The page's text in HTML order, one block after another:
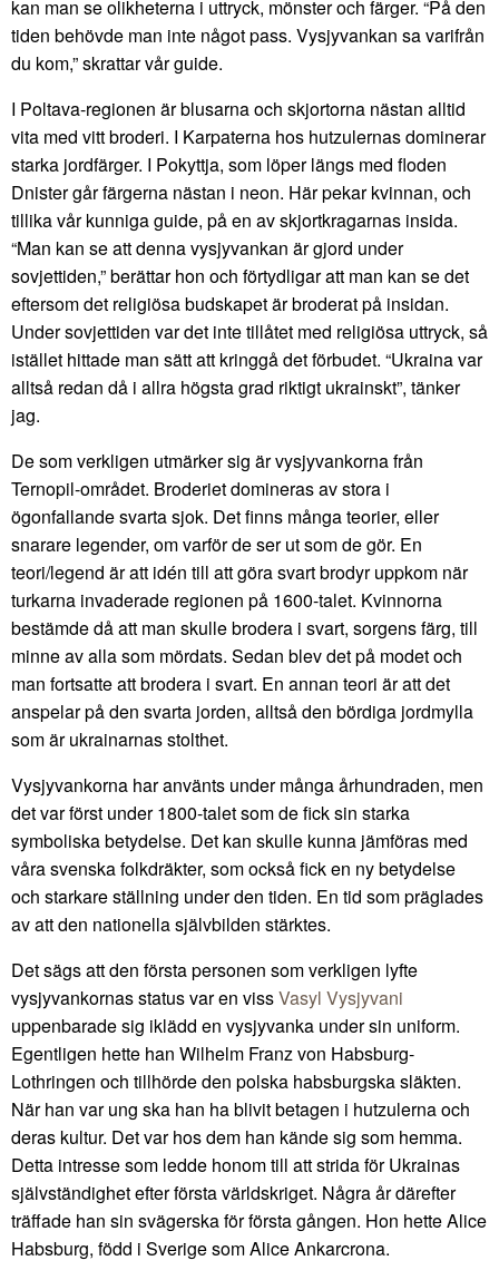
kan man se olikheterna i uttryck, mönster och färger. “På den
tiden behövde man inte något pass. Vysjyvankan sa varifrån
du kom,” skrattar vår guide.
I Poltava-regionen är blusarna och skjortorna nästan alltid
vita med vitt broderi. I Karpaterna hos hutzulernas dominerar
starka jordfärger. I Pokyttja, som löper längs med floden
Dnister går färgerna nästan i neon. Här pekar kvinnan, och
tillika vår kunniga guide, på en av skjortkragarnas insida.
“Man kan se att denna vysjyvankan är gjord under
sovjettiden,” berättar hon och förtydligar att man kan se det
eftersom det religiösa budskapet är broderat på insidan.
Under sovjettiden var det inte tillåtet med religiösa uttryck, så
istället hittade man sätt att kringgå det förbudet. “Ukraina var
alltså redan då i allra högsta grad riktigt ukrainskt”, tänker
jag.
De som verkligen utmärker sig är vysjyvankorna från
Ternopil-området. Broderiet domineras av stora i
ögonfallande svarta sjok. Det finns många teorier, eller
snarare legender, om varför de ser ut som de gör. En
teori/legend är att idén till att göra svart brodyr uppkom när
turkarna invaderade regionen på 1600-talet. Kvinnorna
bestämde då att man skulle brodera i svart, sorgens färg, till
minne av alla som mördats. Sedan blev det på modet och
man fortsatte att brodera i svart. En annan teori är att det
anspelar på den svarta jorden, alltså den bördiga jordmylla
som är ukrainarnas stolthet.
Vysjyvankorna har använts under många århundraden, men
det var först under 1800-talet som de fick sin starka
symboliska betydelse. Det kan skulle kunna jämföras med
våra svenska folkdräkter, som också fick en ny betydelse
och starkare ställning under den tiden. En tid som präglades
av att den nationella självbilden stärktes.
Det sägs att den första personen som verkligen lyfte
vysjyvankornas status var en vissVasyl Vysjyvani
uppenbarade sig iklädd en vysjyvanka under sin uniform.
Egentligen hette han Wilhelm Franz von Habsburg-
Lothringen och tillhörde den polska habsburgska släkten.
När han var ung ska han ha blivit betagen i hutzulerna och
deras kultur. Det var hos dem han kände sig som hemma.
Detta intresse som ledde honom till att strida för Ukrainas
självständighet efter första världskriget. Några år därefter
träffade han sin svägerska för första gången. Hon hette Alice
Habsburg, född i Sverige som Alice Ankarcrona.